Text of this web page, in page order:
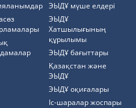
ЭЫДҰ мүше елдері
ЭЫДҰ
Хатшылығының
құрылымы
ЭЫДҰ бағыттары
Қазақстан және
ЭЫДҰ
ЭЫДҰ оқиғалары
Іс-шаралар жоспары